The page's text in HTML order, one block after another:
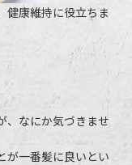
健康維持に役立ちま
、なにか気づきませ
が一番髪に良いとい